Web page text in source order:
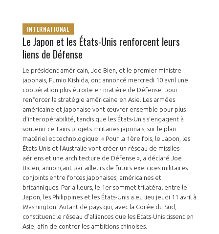
INTERNATIONAL
Le Japon et les États-Unis renforcent leurs
liens de Défense
Le président américain, Joe Bien, et le premier ministre
japonais, Fumio Kishida, ont annoncé mercredi 10 avril une
coopération plus étroite en matière de Défense, pour
renforcer la stratégie américaine en Asie. Les armées
américaine et japonaise vont œuvrer ensemble pour plus
d’interopérabilité, tandis que les États-Unis s'engagent à
soutenir certains projets militaires japonais, sur le plan
matériel et technologique. « Pour la 1ère fois, le Japon, les
États-Unis et l'Australie vont créer un réseau de missiles
aériens et une architecture de Défense », a déclaré Joe
Biden, annonçant par ailleurs de futurs exercices militaires
conjoints entre forces japonaises, américaines et
britanniques. Par ailleurs, le 1er sommet trilatéral entre le
Japon, les Philippines et les États-Unis a eu lieu jeudi 11 avril à
Washington. Autant de pays qui, avec la Corée du Sud,
constituent le réseau d'alliances que les Etats-Unis tissent en
Asie, afin de contrer les ambitions chinoises.